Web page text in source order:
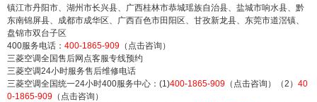
镇江市丹阳市、湖州市长兴县、广西桂林市恭城瑶族自治县、盐城市响水县、黔
东南锦屏县、成都市成华区、广西百色市田阳区、甘孜新龙县、东莞市道滘镇、
盘锦市双台子区
400服务电话： 400-1865-909 （点击咨询）
三菱空调全国售后网点客服专线预约
三菱空调24小时服务售后维修电话
三菱空调全国统一24小时400服务中心：(1)400-1865-909 （点击咨询）（2） 40
0-1865-909 （点击咨询）